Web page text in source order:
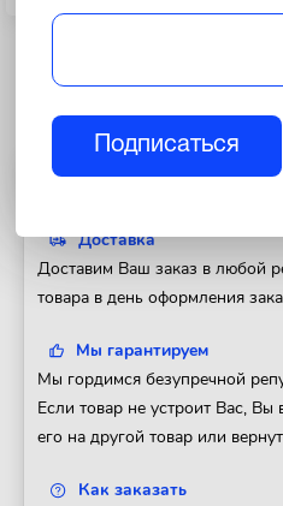
Доставка
Доставим Ваш заказ в любой
товара в день оформления
Мы гарантируем
Мы гордимся безупречной
Если товар не устроит Вас, Вы
его на другой товар или
Как заказать
Подписаться